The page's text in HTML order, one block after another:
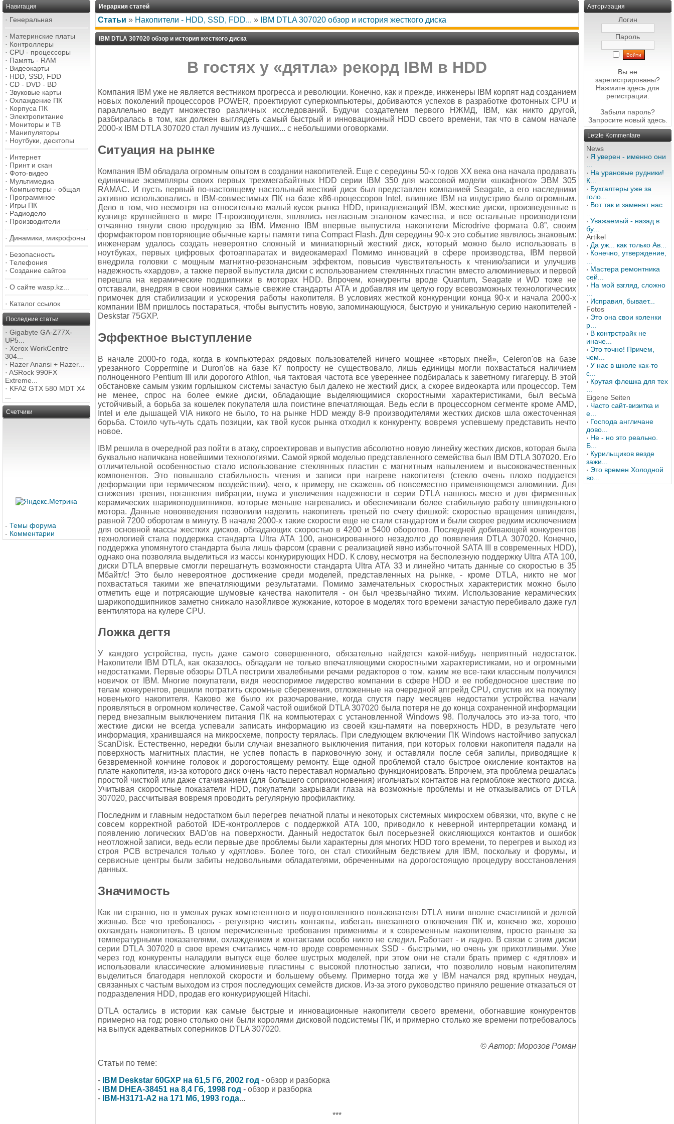
Навигация
· Генеральная
· Материнские платы
· Контроллеры
· CPU - процессоры
· Память - RAM
· Видеокарты
· HDD, SSD, FDD
· CD - DVD - BD
· Звуковые карты
· Охлаждение ПК
· Корпуса ПК
· Электропитание
· Мониторы и ТВ
· Манипуляторы
· Ноутбуки, десктопы
· Интернет
· Принт и скан
· Фото-видео
· Мультимедиа
· Компьютеры - общая
· Программное
· Игры ПК
· Радиодело
· Производители
· Динамики, микрофоны
· Безопасность
· Телефония
· Создание сайтов
· О сайте wasp.kz...
· Каталог ссылок
Последние статьи
· Gigabyte GA-Z77X-
UP5...
· Xerox WorkCentre
304...
· Razer Anansi + Razer...
· ASRock 990FX
Extreme...
· KFA2 GTX 580 MDT X4
Счетчики
- Темы форума
- Комментарии
Иерархия статей
Статьи » Накопители - HDD, SSD, FDD... » IBM DTLA 307020 обзор и история жесткого диска
IBM DTLA 307020 обзор и история жесткого диска
В гостях у «дятла» рекорд IBM в HDD
Компания IBM уже не является вестником прогресса и революции. Конечно, как и прежде, инженеры IBM корпят над созданием
новых поколений процессоров POWER, проектируют суперкомпьютеры, добиваются успехов в разработке фотонных CPU и
параллельно ведут множество различных исследований. Будучи создателем первого НЖМД, IBM, как никто другой,
разбиралась в том, как должен выглядеть самый быстрый и инновационный HDD своего времени, так что в самом начале
2000-х IBM DTLA 307020 стал лучшим из лучших... с небольшими оговорками.
Ситуация на рынке
Компания IBM обладала огромным опытом в создании накопителей. Еще с середины 50-х годов XX века она начала продавать
единичные экземпляры своих первых трехмегабайтных HDD серии IBM 350 для массовой модели «шкафного» ЭВМ 305
RAMAC. И пусть первый по-настоящему настольный жесткий диск был представлен компанией Seagate, а его наследники
активно использовались в IBM-совместимых ПК на базе х86-процессоров Intel, влияние IBM на индустрию было огромным.
Дело в том, что несмотря на относительно малый кусок рынка HDD, принадлежащий IBM, жесткие диски, произведенные в
кузнице крупнейшего в мире IT-производителя, являлись негласным эталоном качества, и все остальные производители
отчаянно тянули свою продукцию за IBM. Именно IBM впервые выпустила накопители Microdrive формата 0.8”, своим
формфактором повторяющие обычные карты памяти типа Compact Flash. Для середины 90-х это событие являлось знаковым:
инженерам удалось создать невероятно сложный и миниатюрный жесткий диск, который можно было использовать в
ноутбуках, первых цифровых фотоаппаратах и видеокамерах! Помимо инноваций в сфере производства, IBM первой
внедрила головки с мощным магнитно-резонансным эффектом, повысив чувствительность к чтению/записи и улучшив
надежность «хардов», а также первой выпустила диски с использованием стеклянных пластин вместо алюминиевых и первой
перешла на керамические подшипники в моторах HDD. Впрочем, конкуренты вроде Quantum, Seagate и WD тоже не
отставали, внедряя в свои новинки самые свежие стандарты АТА и добавляя им целую гору всевозможных технологических
примочек для стабилизации и ускорения работы накопителя. В условиях жесткой конкуренции конца 90-х и начала 2000-х
компании IBM пришлось постараться, чтобы выпустить новую, запоминающуюся, быструю и уникальную серию накопителей -
Deskstar 75GXP.
Эффектное выступление
В начале 2000-го года, когда в компьютерах рядовых пользователей ничего мощнее «вторых пней», Celeron'ов на базе
урезанного Coppermine и Duron'oв на базе К7 попросту не существовало, лишь единицы могли похвастаться наличием
полноценного Pentium III или дорогого Athlon, чья тактовая частота все увереннее подбиралась к заветному гигагерцу. В этой
обстановке самым узким горлышком системы зачастую был далеко не жесткий диск, а скорее видеокарта или процессор. Тем
не менее, спрос на более емкие диски, обладающие выделяющимися скоростными характеристиками, был весьма
устойчивый, а борьба за кошелек покупателя шла поистине впечатляющая. Ведь если в процессорном сегменте кроме AMD,
Intel и еле дышащей VIA никого не было, то на рынке HDD между 8-9 производителями жестких дисков шла ожесточенная
борьба. Стоило чуть-чуть сдать позиции, как твой кусок рынка отходил к конкуренту, вовремя успевшему представить нечто
новое.
IBM решила в очередной раз пойти в атаку, спроектировав и выпустив абсолютно новую линейку жестких дисков, которая была
буквально напичкана новейшими технологиями. Самой яркой моделью представленного семейства был IBM DTLA 307020. Его
отличительной особенностью стало использование стеклянных пластин с магнитным напылением и высококачественных
компонентов. Это повышало стабильность чтения и записи при нагреве накопителя (стекло очень плохо поддается
деформации при термическом воздействии), чего, к примеру, не скажешь об повсеместно применяющемся алюминии. Для
снижения трения, погашения вибрации, шума и увеличения надежности в серии DTLA нашлось место и для фирменных
керамических шарикоподшипников, которые меньше нагревались и обеспечивали более стабильную работу шпиндельного
мотора. Данные нововведения позволили наделить накопитель третьей по счету фишкой: скоростью вращения шпинделя,
равной 7200 оборотам в минуту. В начале 2000-х такие скорости еще не стали стандартом и были скорее редким исключением
для основной массы жестких дисков, обладающих скоростью в 4200 и 5400 оборотов. Последней добивающей конкурентов
технологией стала поддержка стандарта Ultra АТА 100, анонсированного незадолго до появления DTLA 307020. Конечно,
поддержка упомянутого стандарта была лишь фарсом (сравни с реализацией явно избыточной SATA III в современных HDD),
однако она позволяла выделиться из массы конкурирующих HDD. К слову, несмотря на бесполезную поддержку Ultra АТА 100,
диски DTLA впервые смогли перешагнуть возможности стандарта Ultra АТА 33 и линейно читать данные со скоростью в 35
Мбайт/с! Это было невероятное достижение среди моделей, представленных на рынке, - кроме DTLA, никто не мог
похвастаться такими же впечатляющими результатами. Помимо замечательных скоростных характеристик можно было
отметить еще и потрясающие шумовые качества накопителя - он был чрезвычайно тихим. Использование керамических
шарикоподшипников заметно снижало назойливое жужжание, которое в моделях того времени зачастую перебивало даже гул
вентилятора на кулере CPU.
Ложка дегтя
У каждого устройства, пусть даже самого совершенного, обязательно найдется какой-нибудь неприятный недостаток.
Накопители IBM DTLA, как оказалось, обладали не только впечатляющими скоростными характеристиками, но и огромными
недостатками. Первые обзоры DTLA пестрили хвалебными речами редакторов о том, каким же все-таки классным получился
новичок от IBM. Многие покупатели, видя неоспоримое лидерство компании в сфере HDD и ее победоносное шествие по
телам конкурентов, решили потратить скромные сбережения, отложенные на очередной апгрейд CPU, спустив их на покупку
новенького накопителя. Каково же было их разочарование, когда спустя пару месяцев недостатки устройства начали
проявляться в огромном количестве. Самой частой ошибкой DTLA 307020 была потеря не до конца сохраненной информации
перед внезапным выключением питания ПК на компьютерах с установленной Windows 98. Получалось это из-за того, что
жесткие диски не всегда успевали записать информацию из своей кэш-памяти на поверхность HDD, в результате чего
информация, хранившаяся на микросхеме, попросту терялась. При следующем включении ПК Windows настойчиво запускал
ScanDisk. Естественно, нередки были случаи внезапного выключения питания, при которых головки накопителя падали на
поверхность магнитных пластин, не успев попасть в парковочную зону, и оставляли после себя запилы, приводящие к
безвременной кончине головок и дорогостоящему ремонту. Еще одной проблемой стало быстрое окисление контактов на
плате накопителя, из-за которого диск очень часто переставал нормально функционировать. Впрочем, эта проблема решалась
простой чисткой или даже стачиванием (для большего соприкосновения) игольчатых контактов на гермоблоке жесткого диска.
Учитывая скоростные показатели HDD, покупатели закрывали глаза на возможные проблемы и не отказывались от DTLA
307020, рассчитывая вовремя проводить регулярную профилактику.
Последним и главным недостатком был перегрев печатной платы и некоторых системных микросхем обвязки, что, вкупе с не
совсем корректной работой IDE-контроллеров с поддержкой АТА 100, приводило к неверной интерпретации команд и
появлению логических BAD'ов на поверхности. Данный недостаток был посерьезней окисляющихся контактов и ошибок
неотложной записи, ведь если первые две проблемы были характерны для многих HDD того времени, то перегрев и выход из
строя РСВ встречался только у «дятлов». Более того, он стал стихийным бедствием для IBM, поскольку и форумы, и
сервисные центры были забиты недовольными обладателями, обреченными на дорогостоящую процедуру восстановления
данных.
Значимость
Как ни странно, но в умелых руках компетентного и подготовленного пользователя DTLA жили вполне счастливой и долгой
жизнью. Все что требовалось - регулярно чистить контакты, избегать внезапного отключения ПК и, конечно же, хорошо
охлаждать накопитель. В целом перечисленные требования применимы и к современным накопителям, просто раньше за
температурными показателями, охлаждением и контактами особо никто не следил. Работает - и ладно. В связи с этим диски
серии DTLA 307020 в свое время считались чем-то вроде современных SSD - быстрыми, но очень уж прихотливыми. Уже
через год конкуренты наладили выпуск еще более шустрых моделей, при этом они не стали брать пример с «дятлов» и
использовали классические алюминиевые пластины с высокой плотностью записи, что позволило новым накопителям
выделиться благодаря неплохой скорости и большему объему. Примерно тогда же у IBM начался ряд крупных неудач,
связанных с частым выходом из строя последующих семейств дисков. Из-за этого руководство приняло решение отказаться от
подразделения HDD, продав его конкурирующей Hitachi.
DTLA остались в истории как самые быстрые и инновационные накопители своего времени, обогнавшие конкурентов
примерно на год: ровно столько они были королями дисковой подсистемы ПК, и примерно столько же времени потребовалось
на выпуск адекватных соперников DTLA 307020.
© Автор: Морозов Роман
Статьи по теме:
-
IBM Deskstar 60GXP на 61,5 Гб, 2002 год - обзор и разборка
-
IBM DHEA-38451 на 8,4 Гб, 1998 год - обзор и разборка
-
IBM-H3171-A2 на 171 Мб, 1993 года...
***
Авторизация
Логин
Пароль
Вы не
зарегистрированы?
Нажмите здесь для
регистрации.
Забыли пароль?
Запросите новый здесь.
Letzte Kommentare
News
Я уверен - именно они
На урановые рудники!
К...
Бухгалтеры уже за
голо...
Вот так и заменят нас
Уважаемый - назад в
бу...
Artikel
Да уж... как только Ав...
Конечно, утверждение,
Мастера ремонтника
сей...
На мой взгляд, сложно
Исправил, бывает...
Fotos
Это она свои коленки
р...
В контрстрайк не
иначе...
Это точно! Причем,
чем...
У нас в школе как-то
с...
Крутая флешка для тех
Eigene Seiten
Часто сайт-визитка и
е...
Господа англичане
дово...
Не - но это реально.
Б...
Курильщиков везде
зажи...
Это времен Холодной
во...